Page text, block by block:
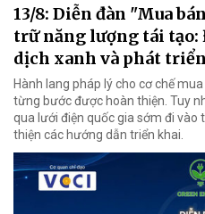
13/8: Diễn đàn "Mua
trữ năng lượng tái tạo:
dịch xanh và phát
Hành lang pháp lý cho cơ chế
từng bước được hoàn thiện. Tuy
qua lưới điện quốc gia sớm đi vào
thiện các hướng dẫn triển khai.